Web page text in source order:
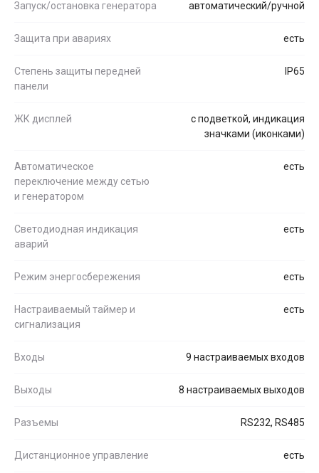
Запуск/остановка генератора автоматический/ручной
Защита при авариях есть
Степень защиты передней
панели
IP65
ЖК дисплей
с подветкой, индикация
значками (иконками)
Автоматическое
переключение между сетью
и генератором
есть
Светодиодная индикация
аварий
есть
Режим энергосбережения есть
Настраиваемый таймер и
сигнализация
есть
Входы 9 настраиваемых входов
Выходы 8 настраиваемых выходов
Разъемы RS232, RS485
Дистанционное управление есть